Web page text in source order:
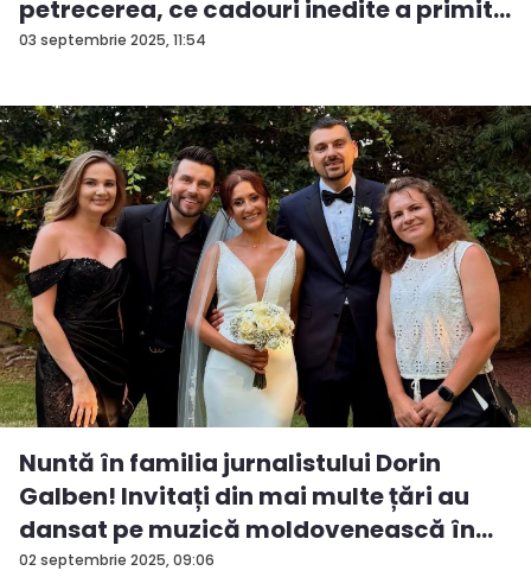
03 septembrie 2025, 11:54
petrecerea, ce cadouri inedite a primit...
02 septembrie 2025, 09:06
Nuntă în familia jurnalistului Dorin
Galben! Invitați din mai multe țări au
dansat pe muzică moldovenească în...